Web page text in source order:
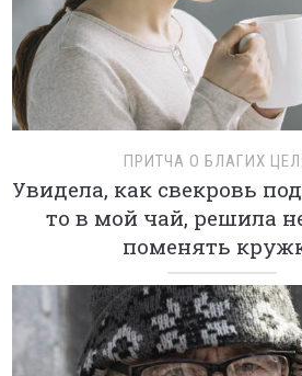
ПРИТЧА О БЛАГИХ
Увидела, как свекровь
то в мой чай, решила
поменять